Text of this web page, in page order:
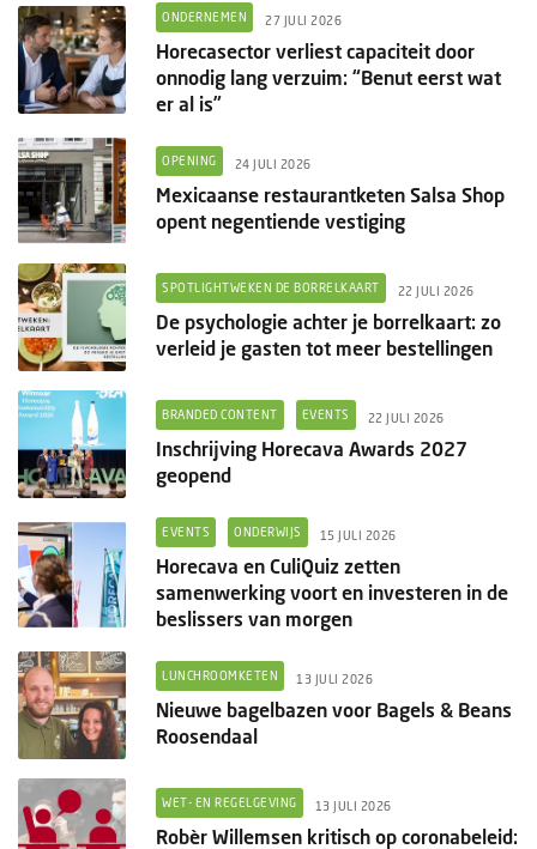
ONDERNEMEN 27 JULI 2026
Horecasector verliest capaciteit door
onnodig lang verzuim: “Benut eerst wat
er al is”
OPENING 24 JULI 2026
Mexicaanse restaurantketen Salsa Shop
opent negentiende vestiging
SPOTLIGHTWEKEN DE BORRELKAART 22 JULI 2026
De psychologie achter je borrelkaart: zo
verleid je gasten tot meer bestellingen
BRANDED CONTENT EVENTS 22 JULI 2026
Inschrijving Horecava Awards 2027
geopend
EVENTS ONDERWIJS 15 JULI 2026
Horecava en CuliQuiz zetten
samenwerking voort en investeren in de
beslissers van morgen
LUNCHROOMKETEN 13 JULI 2026
Nieuwe bagelbazen voor Bagels & Beans
Roosendaal
WET- EN REGELGEVING 13 JULI 2026
Robèr Willemsen kritisch op coronabeleid: